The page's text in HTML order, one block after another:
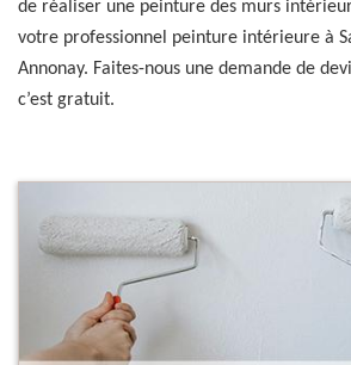
de réaliser une peinture des murs
votre professionnel peinture intérieure à
Annonay. Faites-nous une demande de
c’est gratuit.